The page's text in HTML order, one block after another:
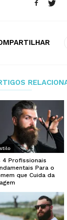
4 Profissionais
Para o
que Cuida da